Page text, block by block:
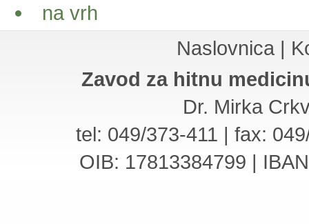
na vrh
Naslovnica |
Zavod za hitnu
Dr. Mirka
tel: 049/373-411 | fax:
OIB: 17813384799 |